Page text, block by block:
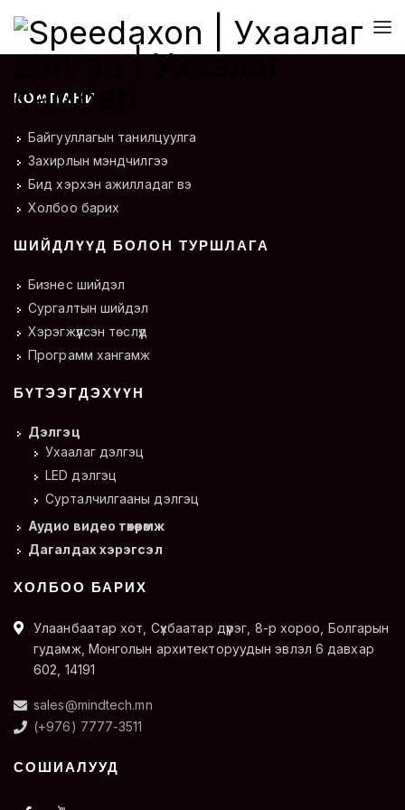
КОМПАНИ
Байгууллагын танилцуулга
Захирлын мэндчилгээ
Бид хэрхэн ажилладаг вэ
Холбоо барих
ШИЙДЛҮҮД БОЛОН ТУРШЛАГА
Бизнес шийдэл
Сургалтын шийдэл
Хэрэгжүүлсэн төслүүд
Программ хангамж
БҮТЭЭГДЭХҮҮН
Дэлгэц
Ухаалаг дэлгэц
LED дэлгэц
Сурталчилгааны дэлгэц
Аудио видео төхөөрөмж
Дагалдах хэрэгсэл
ХОЛБОО БАРИХ
Улаанбаатар хот, Сүхбаатар дүүрэг, 8-р хороо, Болгарын
гудамж, Монголын архитекторуудын эвлэл 6 давхар
602, 14191
sales@mindtech.mn
(+976) 7777-3511
СОШИАЛУУД